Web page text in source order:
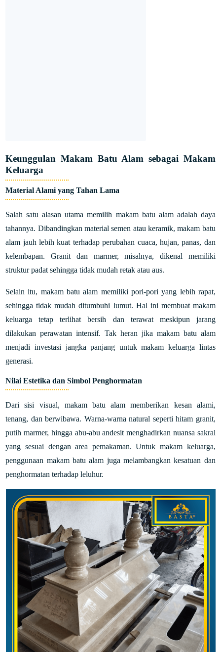
Keunggulan Makam Batu Alam sebagai Makam
Keluarga
Material Alami yang Tahan Lama
Salah satu alasan utama memilih makam batu alam adalah daya
tahannya. Dibandingkan material semen atau keramik, makam batu
alam jauh lebih kuat terhadap perubahan cuaca, hujan, panas, dan
kelembapan. Granit dan marmer, misalnya, dikenal memiliki
struktur padat sehingga tidak mudah retak atau aus.
Selain itu, makam batu alam memiliki pori-pori yang lebih rapat,
sehingga tidak mudah ditumbuhi lumut. Hal ini membuat makam
keluarga tetap terlihat bersih dan terawat meskipun jarang
dilakukan perawatan intensif. Tak heran jika makam batu alam
menjadi investasi jangka panjang untuk makam keluarga lintas
generasi.
Nilai Estetika dan Simbol Penghormatan
Dari sisi visual, makam batu alam memberikan kesan alami,
tenang, dan berwibawa. Warna-warna natural seperti hitam granit,
putih marmer, hingga abu-abu andesit menghadirkan nuansa sakral
yang sesuai dengan area pemakaman. Untuk makam keluarga,
penggunaan makam batu alam juga melambangkan kesatuan dan
penghormatan terhadap leluhur.